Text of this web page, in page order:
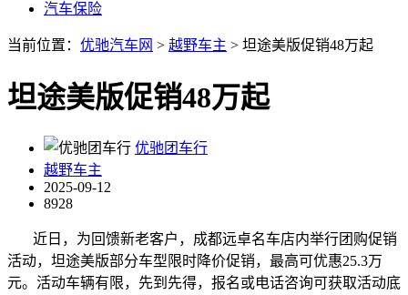
汽车保险
当前位置： 优驰汽车网 > 越野车主 > 坦途美版促销48万起
坦途美版促销48万起
优驰团车行
越野车主
2025-09-12
8928
近日，为回馈新老客户，成都远卓名车店内举行团购促销
活动，坦途美版部分车型限时降价促销，最高可优惠25.3万
元。活动车辆有限，先到先得，报名或电话咨询可获取活动底